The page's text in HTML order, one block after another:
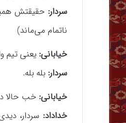
سردار: حقیقتش
ناتمام می‌ماند)
خیابانی: یعنی تیم
سردار: بله بله.
خیابانی: خب حالا
خداداد: سردار،